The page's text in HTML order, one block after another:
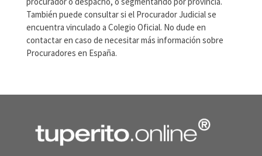
También puede consultar si el Procurador Judicial se
encuentra vinculado a Colegio Oficial. No dude en
contactar en caso de necesitar más información sobre
Procuradores en España.